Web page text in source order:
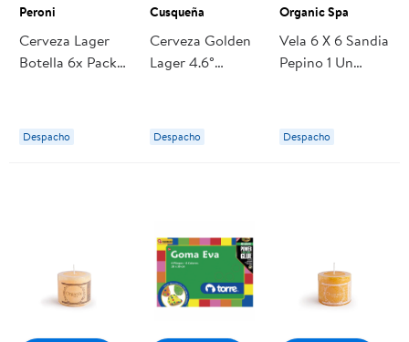
Peroni
Cerveza Lager
Botella 6x Pack 6
Despacho
Cusqueña
Cerveza Golden
Lager 4.6°
Cusqueña
Despacho
Organic Spa
Vela 6 X 6 Sandia
Pepino 1 Un
Despacho